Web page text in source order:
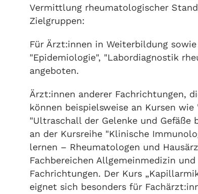
Vermittlung rheumatologischer
Zielgruppen:
Für Ärzt:innen in Weiterbildung
"Epidemiologie", "Labordiagnostik
angeboten.
Ärzt:innen anderer Fachrichtungen,
können beispielsweise an Kursen
"Ultraschall der Gelenke und
an der Kursreihe "Klinische
lernen – Rheumatologen und
Fachbereichen Allgemeinmedizin
Fachrichtungen. Der Kurs
eignet sich besonders für